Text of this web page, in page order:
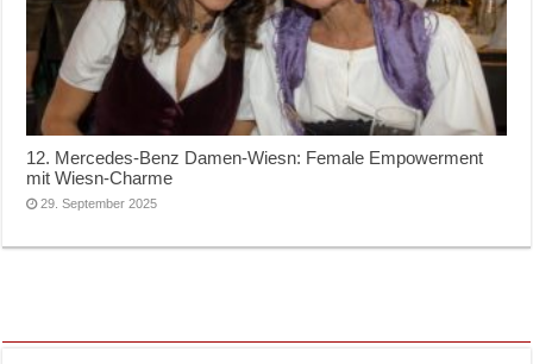
12. Mercedes-Benz Damen-Wiesn: Female Empowerment
mit Wiesn-Charme
29. September 2025